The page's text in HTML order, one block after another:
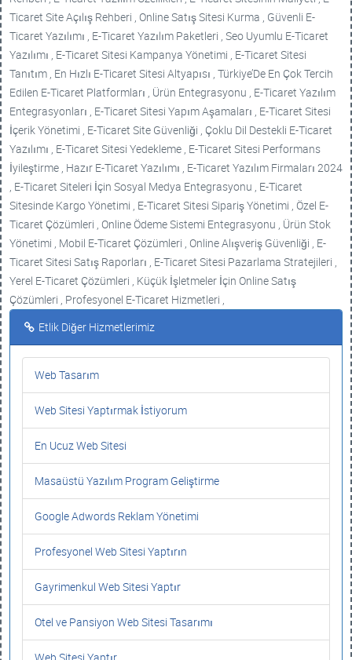
Ticaret Site Açılış Rehberi , Online Satış Sitesi Kurma , Güvenli E-
Ticaret Yazılımı , E-Ticaret Yazılım Paketleri , Seo Uyumlu E-Ticaret
Yazılımı , E-Ticaret Sitesi Kampanya Yönetimi , E-Ticaret Sitesi
Tanıtım , En Hızlı E-Ticaret Sitesi Altyapısı , Türkiye’De En Çok Tercih
Edilen E-Ticaret Platformları , Ürün Entegrasyonu , E-Ticaret Yazılım
Entegrasyonları , E-Ticaret Sitesi Yapım Aşamaları , E-Ticaret Sitesi
İçerik Yönetimi , E-Ticaret Site Güvenliği , Çoklu Dil Destekli E-Ticaret
Yazılımı , E-Ticaret Sitesi Yedekleme , E-Ticaret Sitesi Performans
İyileştirme , Hazır E-Ticaret Yazılımı , E-Ticaret Yazılım Firmaları 2024
, E-Ticaret Siteleri İçin Sosyal Medya Entegrasyonu , E-Ticaret
Sitesinde Kargo Yönetimi , E-Ticaret Sitesi Sipariş Yönetimi , Özel E-
Ticaret Çözümleri , Online Ödeme Sistemi Entegrasyonu , Ürün Stok
Yönetimi , Mobil E-Ticaret Çözümleri , Online Alışveriş Güvenliği , E-
Ticaret Sitesi Satış Raporları , E-Ticaret Sitesi Pazarlama Stratejileri ,
Yerel E-Ticaret Çözümleri , Küçük İşletmeler İçin Online Satış
Çözümleri , Profesyonel E-Ticaret Hizmetleri ,
Etlik Diğer Hizmetlerimiz
Web Tasarım
Web Sitesi Yaptırmak İstiyorum
En Ucuz Web Sitesi
Masaüstü Yazılım Program Geliştirme
Google Adwords Reklam Yönetimi
Profesyonel Web Sitesi Yaptırın
Gayrimenkul Web Sitesi Yaptır
Otel ve Pansiyon Web Sitesi Tasarımı